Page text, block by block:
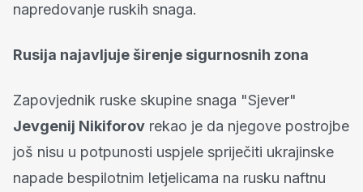
napredovanje ruskih snaga.
Rusija najavljuje širenje sigurnosnih zona
Zapovjednik ruske skupine snaga "Sjever"
Jevgenij Nikiforov rekao je da njegove postrojbe
još nisu u potpunosti uspjele spriječiti ukrajinske
napade bespilotnim letjelicama na rusku naftnu